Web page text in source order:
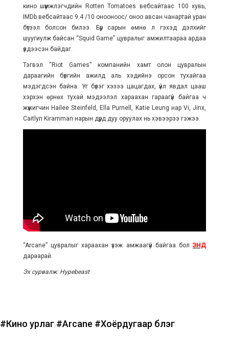
кино шүүмжлэгчдийн Rotten Tomatoes вебсайтаас 100 хувь,
IMDb вебсайтаас 9.4 /10 онооноос/ оноо авсан чанартай уран
бүтээл болсон билээ. Бүр сарын өмнө л гэхэд дэлхийг
шуугиулж байсан “Squid Game” цувралыг амжилтаараа ардаа
үлдээсэн байдаг.
Тэгвэл “Riot Games” компанийн хамт олон цувралын
дараагийн бүлгийн ажилд аль хэдийнэ орсон тухайгаа
мэдэгдсэн байна. Уг бүлэг хэзээ цацагдах, үйл явдал цааш
хэрхэн өрнөх тухай мэдээлэл хараахан гараагүй байгаа ч
жүжигчин Hailee Steinfeld, Ella Purnell, Katie Leung нар Vi, Jinx,
Caitlyn Kiramman нарын дүрд дуу оруулах нь хэвээрээ гэжээ.
“Arcane” цувралыг хараахан үзэж амжаагүй байгаа болЭНД
дараарай.
Эх сурвалж: Hypebeast
#Кино урлаг #Arcane #Хоёрдугаар бүлэг